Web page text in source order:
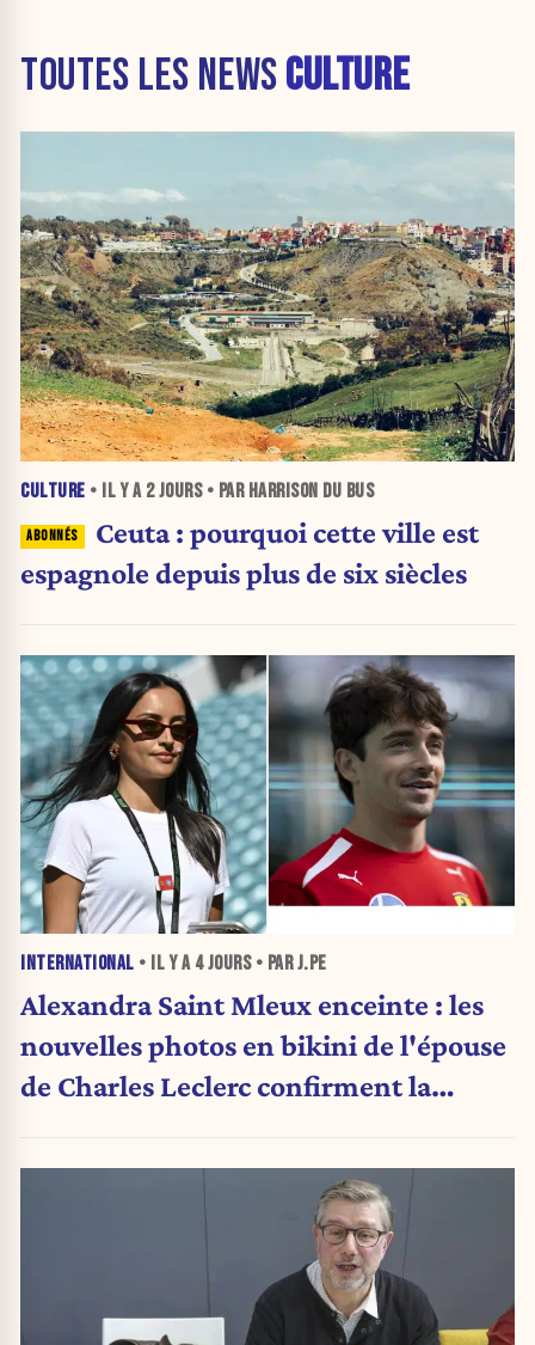
TOUTES LES NEWSCULTURE
CULTURE • IL Y A 2 JOURS• PAR HARRISON DU BUS
Ceuta : pourquoi cette ville est
espagnole depuis plus de six siècles
INTERNATIONAL • IL Y A 4 JOURS• PAR J.PE
Alexandra Saint Mleux enceinte : les
nouvelles photos en bikini de l'épouse
de Charles Leclerc confirment la